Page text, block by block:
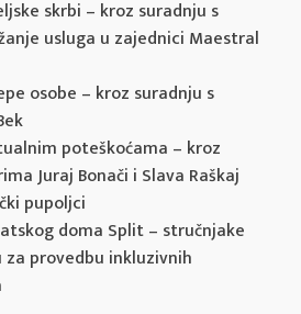
skrbi – kroz suradnju s
usluga u zajednici Maestral
osobe – kroz suradnju s
poteškoćama – kroz
Juraj Bonači i Slava Raškaj
pupoljci
doma Split – stručnjake
provedbu inkluzivnih